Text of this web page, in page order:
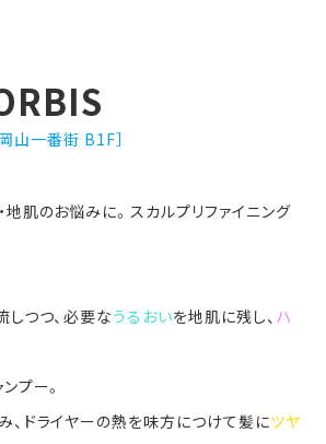
岡山一番街 B1F］
地肌のお悩みに。スカルプリファイニング
しつつ、必要なうるおいを地肌に残し、 ハ
プー。
、ドライヤーの熱を味方につけて髪にツヤ